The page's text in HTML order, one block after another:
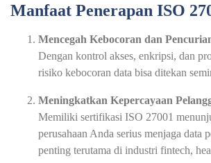
Manfaat Penerapan ISO
Mencegah Kebocoran dan
Dengan kontrol akses, enkripsi, dan
risiko kebocoran data bisa ditekan
Meningkatkan Kepercayaan
Memiliki sertifikasi ISO 27001
perusahaan Anda serius menjaga data
penting terutama di industri fintech,